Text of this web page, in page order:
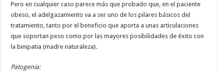
Pero en cualquier caso parece más que probado que, en el paciente
obeso, el adelgazamiento va a ser uno de los pilares básicos del
tratamiento, tanto por el beneficio que aporta a unas articulaciones
que soportan peso como por las mayores posibilidades de éxito con
la binipatia (madre naturaleza).
Patogenia: